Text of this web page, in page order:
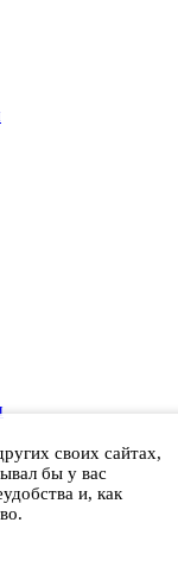
своих сайтах,
бы у вас
и, как